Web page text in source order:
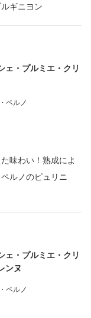
ギニヨン
ェ・プルミエ・クリ
ペルノ
味わい！熟成によ
ルノのピュリニ
ェ・プルミエ・クリ
ンヌ
ペルノ